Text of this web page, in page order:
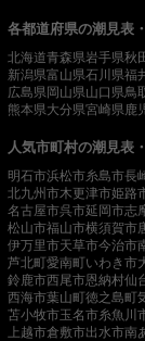
各都道府県の潮見表
北海道青森県岩手県秋
新潟県富山県石川県福
広島県岡山県山口県鳥
熊本県大分県宮崎県 鹿
人気市町村の潮見表
明石市浜松市糸島市長
北九州市木更津市姫路
名古屋市呉市延岡市志
松山市福山市横須賀市
伊万里市天草市今治市
芦北町愛南町いわき市
鈴鹿市西尾市恩納村仙
西海市葉山町徳之島町
苫小牧市玉名市糸魚川
上越市倉敷市出水市南